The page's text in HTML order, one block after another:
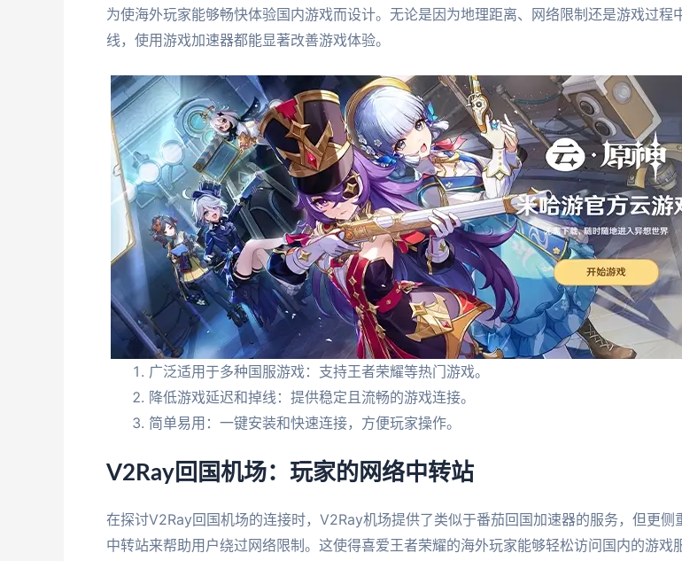
为使海外玩家能够畅快体验国内游戏而设计。无论是因为地理距离、网络限制还是游戏过程
线，使用游戏加速器都能显著改善游戏体验。
广泛适用于多种国服游戏：支持王者荣耀等热门游戏。
降低游戏延迟和掉线：提供稳定且流畅的游戏连接。
简单易用：一键安装和快速连接，方便玩家操作。
V2Ray回国机场：玩家的网络中转站
在探讨V2Ray回国机场的连接时，V2Ray机场提供了类似于番茄回国加速器的服务，但更侧
中转站来帮助用户绕过网络限制。这使得喜爱王者荣耀的海外玩家能够轻松访问国内的游戏